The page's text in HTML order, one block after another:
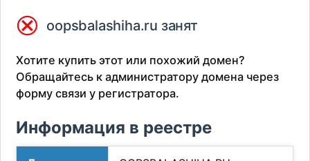
⮿ oopsbalashiha.ru занят
Хотите купить этот или похожий домен?
Обращайтесь к администратору домена через
форму связи у регистратора.
Информация в реестре